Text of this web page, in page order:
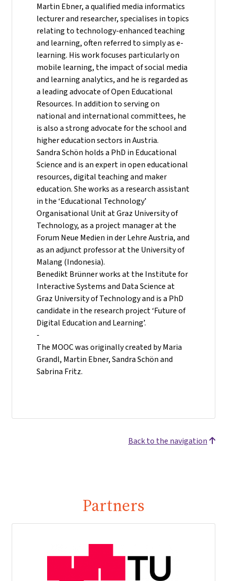
Martin Ebner, a qualified media informatics
lecturer and researcher, specialises in topics
relating to technology-enhanced teaching
and learning, often referred to simply as e-
learning. His work focuses particularly on
mobile learning, the impact of social media
and learning analytics, and he is regarded as
a leading advocate of Open Educational
Resources. In addition to serving on
national and international committees, he
is also a strong advocate for the school and
higher education sectors in Austria.
Sandra Schön holds a PhD in Educational
Science and is an expert in open educational
resources, digital teaching and maker
education. She works as a research assistant
in the ‘Educational Technology’
Organisational Unit at Graz University of
Technology, as a project manager at the
Forum Neue Medien in der Lehre Austria, and
as an adjunct professor at the University of
Malang (Indonesia).
Benedikt Brünner works at the Institute for
Interactive Systems and Data Science at
Graz University of Technology and is a PhD
candidate in the research project ‘Future of
Digital Education and Learning’.
-
The MOOC was originally created by Maria
Grandl, Martin Ebner, Sandra Schön and
Sabrina Fritz.
Back to the navigation
Partners